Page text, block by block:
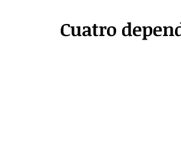
Cuatro